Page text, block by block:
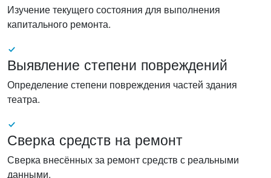
Изучение текущего состояния для выполнения
капитального ремонта.
Выявление степени повреждений
Определение степени повреждения частей здания
театра.
Сверка средств на ремонт
Сверка внесённых за ремонт средств с реальными
данными.